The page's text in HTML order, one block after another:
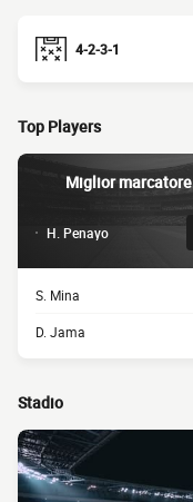
4-2-3-1
Top Players
Miglior marcatore
H. Penayo
S. Mina
D. Jama
Stadio